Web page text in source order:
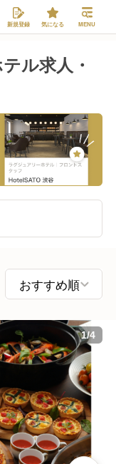
新規登録 気になる MENU
ル求人・
1/4